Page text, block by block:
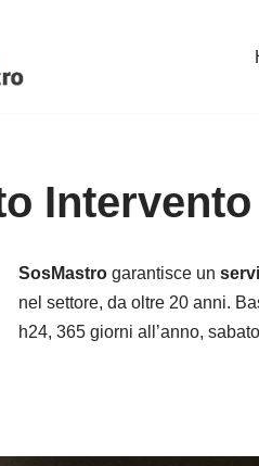
SosMastrogarantisce un
nel settore, da oltre 20 anni.
h24, 365 giorni all’anno,